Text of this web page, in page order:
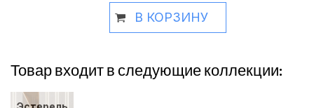
В КОРЗИНУ
Товар входит в следующие коллекции: